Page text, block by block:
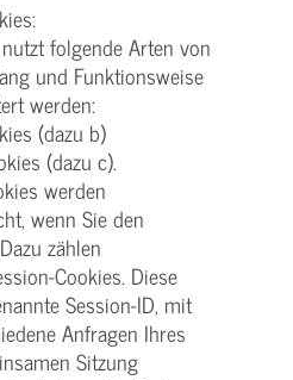
folgende Arten von
und Funktionsweise
werden:
(dazu b)
(dazu c).
werden
wenn Sie den
zählen
Cookies. Diese
Session-ID, mit
Anfragen Ihres
Sitzung